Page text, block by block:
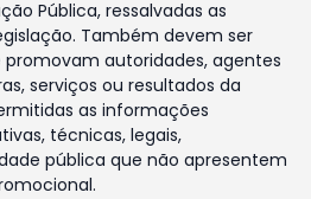
Pública, ressalvadas as
Também devem ser
autoridades, agentes
serviços ou resultados da
as informações
técnicas, legais,
pública que não apresentem